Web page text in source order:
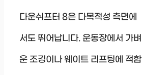
다운쉬프터 8은 다목적성 측면에
서도 뛰어납니다. 운동장에서 가벼
운 조깅이나 웨이트 리프팅에 적합